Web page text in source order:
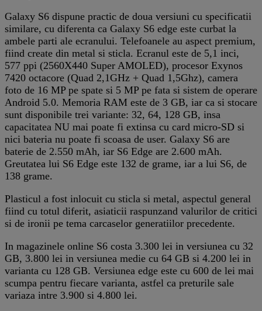
Galaxy S6 dispune practic de doua versiuni cu specificatii
similare, cu diferenta ca Galaxy S6 edge este curbat la
ambele parti ale ecranului. Telefoanele au aspect premium,
fiind create din metal si sticla. Ecranul este de 5,1 inci,
577 ppi (2560X440 Super AMOLED), procesor Exynos
7420 octacore (Quad 2,1GHz + Quad 1,5Ghz), camera
foto de 16 MP pe spate si 5 MP pe fata si sistem de operare
Android 5.0. Memoria RAM este de 3 GB, iar ca si stocare
sunt disponibile trei variante: 32, 64, 128 GB, insa
capacitatea NU mai poate fi extinsa cu card micro-SD si
nici bateria nu poate fi scoasa de user. Galaxy S6 are
baterie de 2.550 mAh, iar S6 Edge are 2.600 mAh.
Greutatea lui S6 Edge este 132 de grame, iar a lui S6, de
138 grame.
Plasticul a fost inlocuit cu sticla si metal, aspectul general
fiind cu totul diferit, asiaticii raspunzand valurilor de critici
si de ironii pe tema carcaselor generatiilor precedente.
In magazinele online S6 costa 3.300 lei in versiunea cu 32
GB, 3.800 lei in versiunea medie cu 64 GB si 4.200 lei in
varianta cu 128 GB. Versiunea edge este cu 600 de lei mai
scumpa pentru fiecare varianta, astfel ca preturile sale
variaza intre 3.900 si 4.800 lei.